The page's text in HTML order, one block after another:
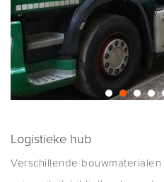
Logistieke hub
Verschillende